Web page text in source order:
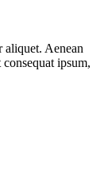
Aenean
ipsum,